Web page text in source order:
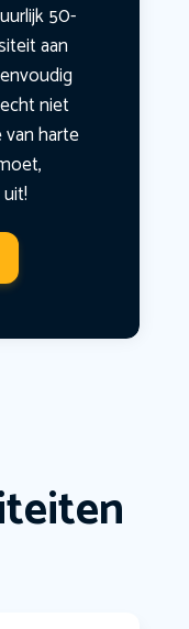
50-
aan
niet
harte